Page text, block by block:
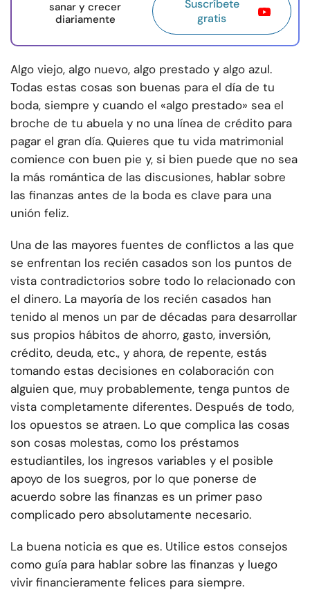
sanar y crecer
diariamente
Suscríbete
gratis
Algo viejo, algo nuevo, algo prestado y algo azul.
Todas estas cosas son buenas para el día de tu
boda, siempre y cuando el «algo prestado» sea el
broche de tu abuela y no una línea de crédito para
pagar el gran día. Quieres que tu vida matrimonial
comience con buen pie y, si bien puede que no sea
la más romántica de las discusiones, hablar sobre
las finanzas antes de la boda es clave para una
unión feliz.
Una de las mayores fuentes de conflictos a las que
se enfrentan los recién casados son los puntos de
vista contradictorios sobre todo lo relacionado con
el dinero. La mayoría de los recién casados han
tenido al menos un par de décadas para desarrollar
sus propios hábitos de ahorro, gasto, inversión,
crédito, deuda, etc., y ahora, de repente, estás
tomando estas decisiones en colaboración con
alguien que, muy probablemente, tenga puntos de
vista completamente diferentes. Después de todo,
los opuestos se atraen. Lo que complica las cosas
son cosas molestas, como los préstamos
estudiantiles, los ingresos variables y el posible
apoyo de los suegros, por lo que ponerse de
acuerdo sobre las finanzas es un primer paso
complicado pero absolutamente necesario.
La buena noticia es que es. Utilice estos consejos
como guía para hablar sobre las finanzas y luego
vivir financieramente felices para siempre.